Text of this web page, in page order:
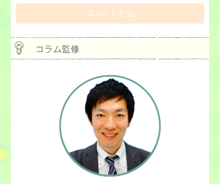
⑤現実的に行動する
④別の可能性を考える
⑤現実的に行動する
コラム監修